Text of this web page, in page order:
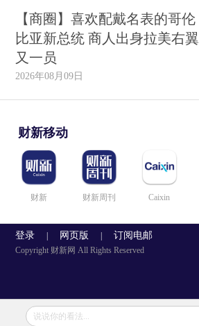
【商圈】喜欢配戴名表的哥伦
比亚新总统 商人出身拉美右翼
又一员
2026年08月09日
财新移动
财新 财新周刊 Caixin
登录 | 网页版 | 订阅电邮
Copyright 财新网 All Rights Reserved
说说你的看法...